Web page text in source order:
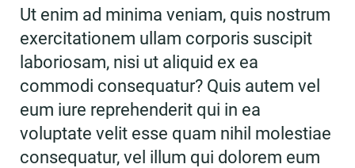
Ut enim ad minima veniam, quis nostrum
exercitationem ullam corporis suscipit
laboriosam, nisi ut aliquid ex ea
commodi consequatur? Quis autem vel
eum iure reprehenderit qui in ea
voluptate velit esse quam nihil molestiae
consequatur, vel illum qui dolorem eum